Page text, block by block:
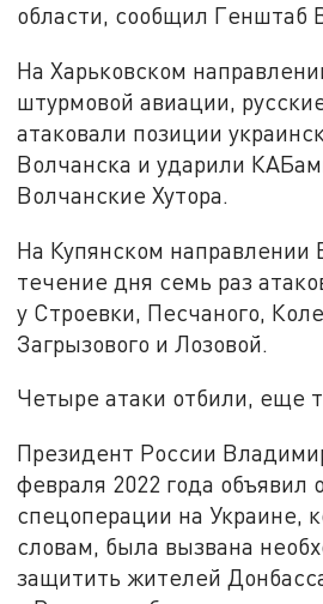
области, сообщил Генштаб
На Харьковском
штурмовой авиации,
атаковали позиции
Волчанска и ударили
Волчанские Хутора.
На Купянском направлении
течение дня семь раз
у Строевки, Песчаного,
Загрызового и Лозовой.
Четыре атаки отбили, еще
Президент России
февраля 2022 года объявил
спецоперации на Украине,
словам, была вызвана
защитить жителей